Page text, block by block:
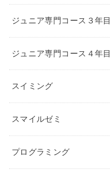
ジュニア専門コース３年目
ジュニア専門コース４年目
スイミング
スマイルゼミ
プログラミング